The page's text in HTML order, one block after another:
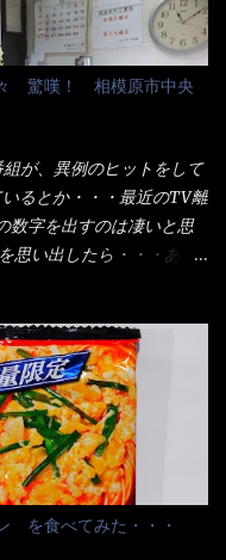
、食べ進められるじゃな
意して、山葵も2つ。 そ
い！ これだよ、こ
へ湯までも入ってしま
象ですな。 結局、伸び
で＜だし汁＞を少し追加
は全てお腹の中へ収まっ
無いな！ まだ鶏天1個位
揚げうどんの湯無し＞を
は、ゴマスリ・・・てな
→全国区（北海道と沖縄
大手といっても過言では
らしい・・ そんな大手
箱詰め乾麺！ このパッ
的でしょう。 そんな贈答
で発見し購入！ 中身は、
ックになっており、それ
、メガドンキでゲットし
・色々と各方面へ忖度し
早速1袋を大釜で茹で～
当家には、高齢者がいる
飩は、お店の饂飩に比べ
饂飩的な太さですね。 さ
ったので、玉葱を刻んで
し釜あげうどん～です。
驚嘆！ 相模原市中央
が、異例のヒットをして
るとか・・・最近のTV離
数字を出すのは凄いと思
思い出したら・・・あっ
カウンターに置かれた＜
！ 何かキャベツが山じ
なのです。 普通のとん
どあるか？ 値段的には、
円程と値段的には、そ
ない人気店である。 そん
ける＜映え＞るメニュー
1,000円税込だった
を食べてみた・・・